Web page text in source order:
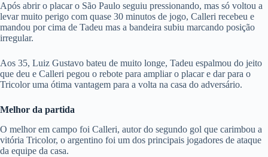
Após abrir o placar o São Paulo seguiu pressionando, mas só voltou a
levar muito perigo com quase 30 minutos de jogo, Calleri recebeu e
mandou por cima de Tadeu mas a bandeira subiu marcando posição
irregular.
Aos 35, Luiz Gustavo bateu de muito longe, Tadeu espalmou do jeito
que deu e Calleri pegou o rebote para ampliar o placar e dar para o
Tricolor uma ótima vantagem para a volta na casa do adversário.
Melhor da partida
O melhor em campo foi Calleri, autor do segundo gol que carimbou a
vitória Tricolor, o argentino foi um dos principais jogadores de ataque
da equipe da casa.